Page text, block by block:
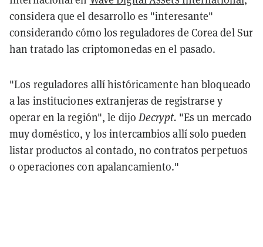
considera que el desarrollo es "interesante"
considerando cómo los reguladores de Corea del Sur
han tratado las criptomonedas en el pasado.
"Los reguladores allí históricamente han bloqueado
a las instituciones extranjeras de registrarse y
operar en la región", le dijoDecrypt. "Es un mercado
muy doméstico, y los intercambios allí solo pueden
listar productos al contado, no contratos perpetuos
o operaciones con apalancamiento."